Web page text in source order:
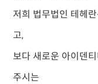
저희 법무법인 테헤
고,
보다 새로운 아이덴
주시는